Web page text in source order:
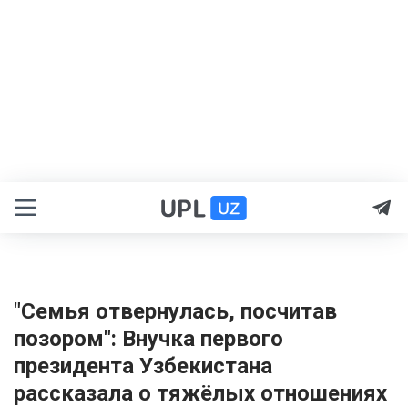
"Семья отвернулась, посчитав
позором": Внучка первого
президента Узбекистана
рассказала о тяжёлых отношениях